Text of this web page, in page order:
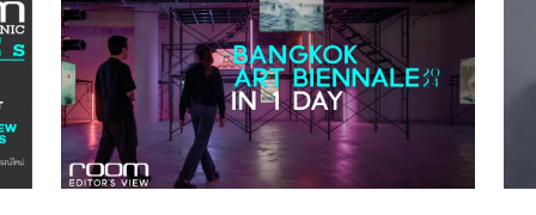
เมืองที่ถูกสร้างสรรค์โดยกลุ่มคนรุ่นใหม่ในศตวรรษที่ 21 ผู้
เปลี่ยน Space ให้เป็น Place ที่มีชีวิตชีวา คุณหยก – ณลักษิกา
เอื้อศรีวงศ์ คุณเกฟ – วิรากานต์ ระคำมา และคุณโก้ – กษิดิศ
ข้ามสี่ สามผู้ก่อตั้ง Placemaking Thailand เครือข่ายนักพัฒนา
เมืองที่เชื่อมต่อกันทั่วโลกภายใต้ร่มเงาเดียวกันในชื่อว่า
PlacemakingX โดยพวกเขาทั้งสามคนได้ผันตัวจากอดีตเพื่อน